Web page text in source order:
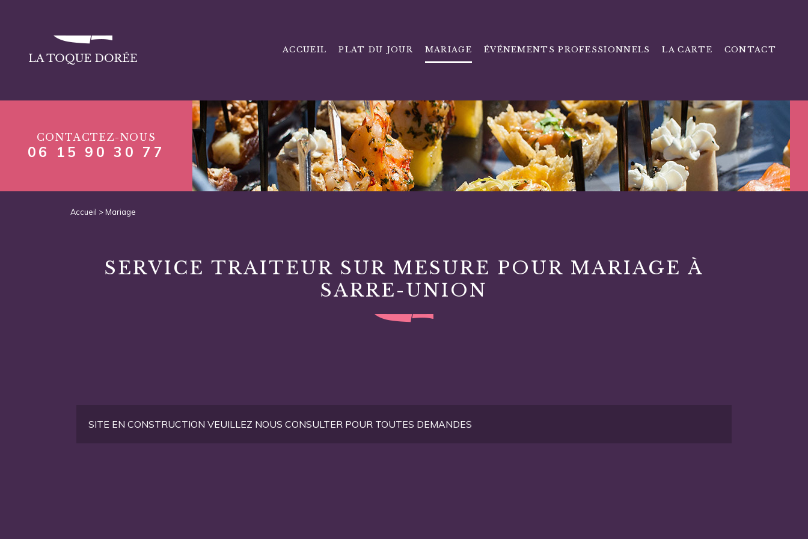
ACCUEIL PLAT DU JOUR MARIAGE ÉVÉNEMENTS PROFESSIONNELS LA CARTE CONTACT
CONTACTEZ-NOUS
06 15 90 30 77
Accueil > Mariage
SERVICE TRAITEUR SUR MESURE POUR MARIAGE À
SARRE-UNION
SITE EN CONSTRUCTION VEUILLEZ NOUS CONSULTER POUR TOUTES DEMANDES